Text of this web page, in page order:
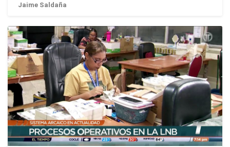
Jaime Saldaña